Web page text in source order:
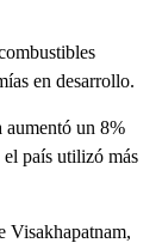
en desarrollo.
aumentó un 8%
país utilizó más
Visakhapatnam,